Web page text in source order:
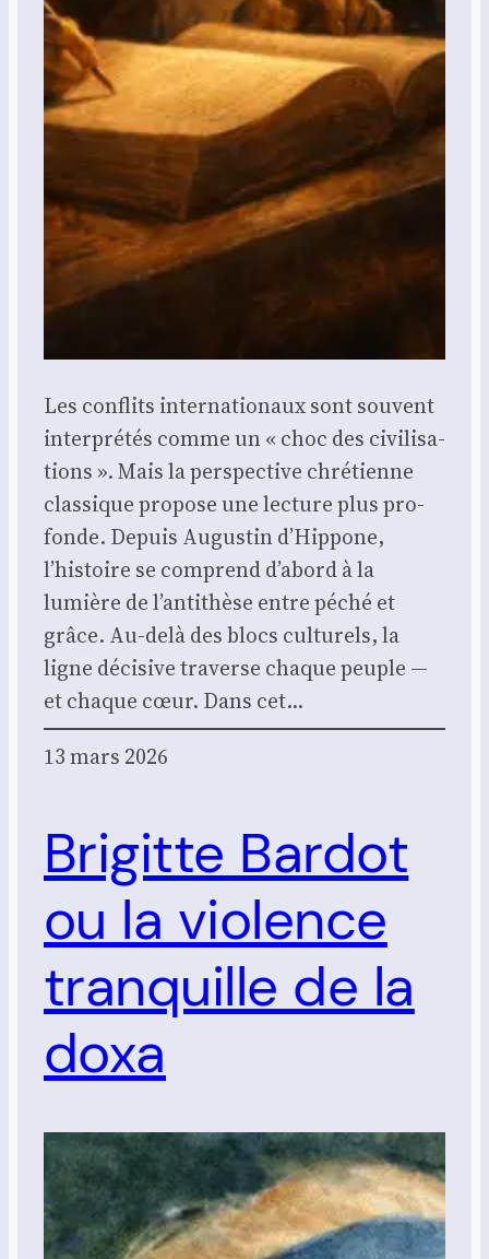
Les conflits inter­na­tio­naux sont sou­vent
inter­pré­tés comme un « choc des civi­li­sa­
tions ». Mais la pers­pec­tive chré­tienne
clas­sique pro­pose une lec­ture plus pro­
fonde. Depuis Augus­tin d’Hip­pone,
l’histoire se com­prend d’abord à la
lumière de l’antithèse entre péché et
grâce. Au-delà des blocs cultu­rels, la
ligne déci­sive tra­verse chaque peuple —
et chaque cœur. Dans cet…
13 mars 2026
Brigitte Bardot
ou la violence
tranquille de la
doxa